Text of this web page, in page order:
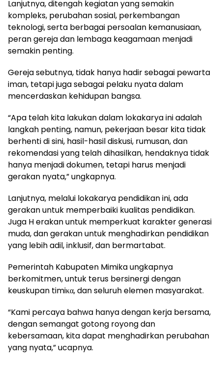
Lanjutnya, ditengah kegiatan yang semakin
kompleks, perubahan sosial, perkembangan
teknologi, serta berbagai persoalan kemanusiaan,
peran gereja dan lembaga keagamaan menjadi
semakin penting.
Gereja sebutnya, tidak hanya hadir sebagai pewarta
iman, tetapi juga sebagai pelaku nyata dalam
mencerdaskan kehidupan bangsa.
“Apa telah kita lakukan dalam lokakarya ini adalah
langkah penting, namun, pekerjaan besar kita tidak
berhenti di sini, hasil-hasil diskusi, rumusan, dan
rekomendasi yang telah dihasilkan, hendaknya tidak
hanya menjadi dokumen, tetapi harus menjadi
gerakan nyata,” ungkapnya.
Lanjutnya, melalui lokakarya pendidikan ini, ada
gerakan untuk memperbaiki kualitas pendidikan.
Juga H erakan untuk memperkuat karakter generasi
muda, dan gerakan untuk menghadirkan pendidikan
yang lebih adil, inklusif, dan bermartabat.
Pemerintah Kabupaten Mimika ungkapnya
berkomitmen, untuk terus bersinergi dengan
keuskupan timiκα, dan seluruh elemen masyarakat.
“Kami percaya bahwa hanya dengan kerja bersama,
dengan semangat gotong royong dan
kebersamaan, kita dapat menghadirkan perubahan
yang nyata,” ucapnya.